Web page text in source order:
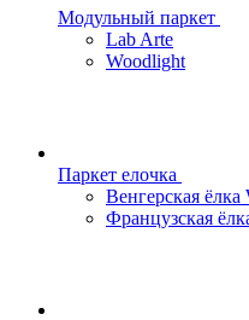
Модульный паркет
Lab Arte
Woodlight
Паркет елочка
Венгерская
Французская